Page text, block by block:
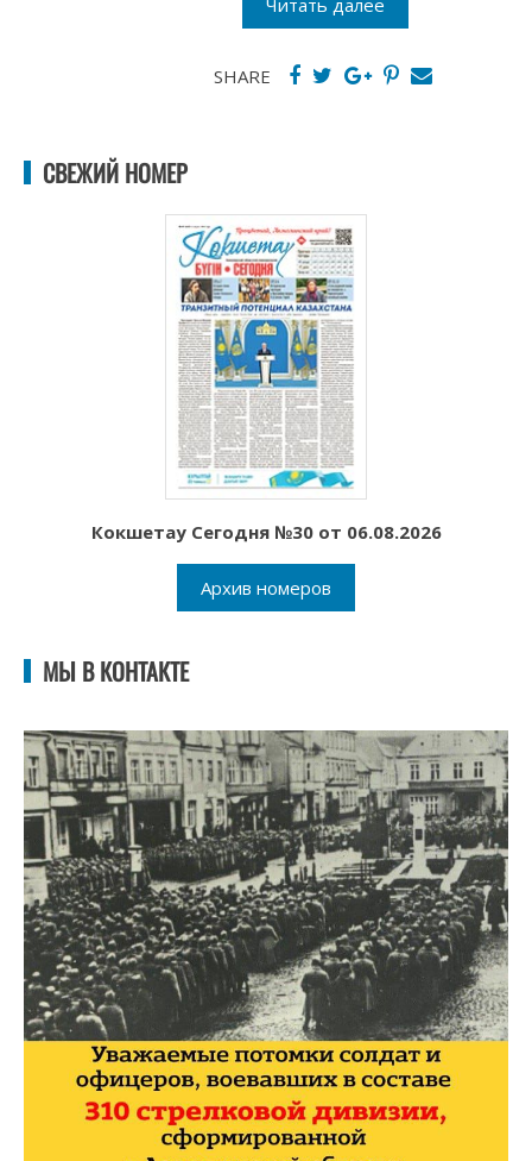
Читать далее
SHARE
СВЕЖИЙ НОМЕР
Кокшетау Сегодня №30 от 06.08.2026
Архив номеров
МЫ В КОНТАКТЕ